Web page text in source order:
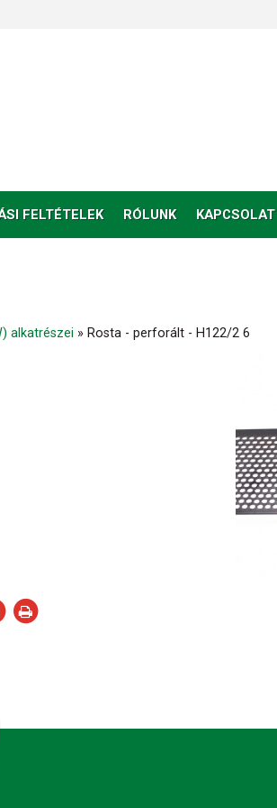
FELTÉTELEK RÓLUNK KAPCSOLAT
alkatrészei » Rosta - perforált - H122/2 6